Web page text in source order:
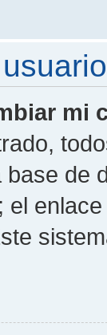
mi
de
el